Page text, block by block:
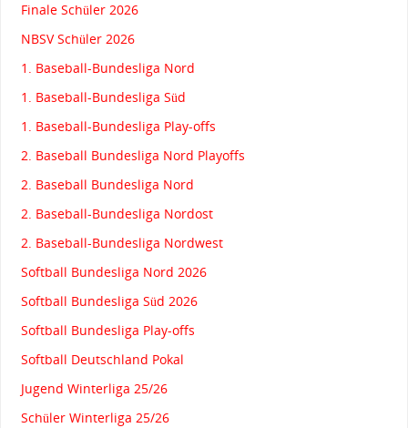
Finale Schüler 2026
NBSV Schüler 2026
1. Baseball-Bundesliga Nord
1. Baseball-Bundesliga Süd
1. Baseball-Bundesliga Play-offs
2. Baseball Bundesliga Nord Playoffs
2. Baseball Bundesliga Nord
2. Baseball-Bundesliga Nordost
2. Baseball-Bundesliga Nordwest
Softball Bundesliga Nord 2026
Softball Bundesliga Süd 2026
Softball Bundesliga Play-offs
Softball Deutschland Pokal
Jugend Winterliga 25/26
Schüler Winterliga 25/26